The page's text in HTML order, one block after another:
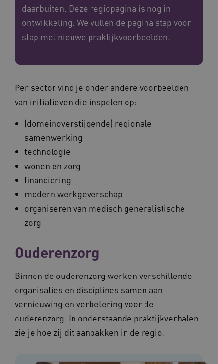
daarbuiten. Deze regiopagina is nog in
ontwikkeling. We vullen de pagina stap voor
stap met nieuwe praktijkvoorbeelden.
Per sector vind je onder andere voorbeelden
van initiatieven die inspelen op:
(domeinoverstijgende) regionale
samenwerking
technologie
wonen en zorg
financiering
modern werkgeverschap
organiseren van medisch generalistische
zorg
Ouderenzorg
Binnen de ouderenzorg werken verschillende
organisaties en disciplines samen aan
vernieuwing en verbetering voor de
ouderenzorg. In onderstaande praktijkverhalen
zie je hoe zij dit aanpakken in de regio.